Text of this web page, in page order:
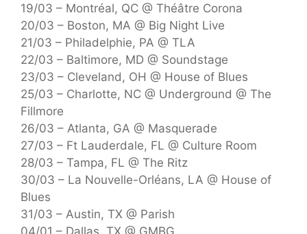
19/03 – Montréal, QC @ Théâtre Corona
20/03 – Boston, MA @ Big Night Live
21/03 – Philadelphie, PA @ TLA
22/03 – Baltimore, MD @ Soundstage
23/03 – Cleveland, OH @ House of Blues
25/03 – Charlotte, NC @ Underground @ The
Fillmore
26/03 – Atlanta, GA @ Masquerade
27/03 – Ft Lauderdale, FL @ Culture Room
28/03 – Tampa, FL @ The Ritz
30/03 – La Nouvelle-Orléans, LA @ House of
Blues
31/03 – Austin, TX @ Parish
04/01 – Dallas, TX @ GMBG